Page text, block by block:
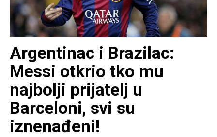
Argentinac i Brazilac:
Messi otkrio tko mu
najbolji prijatelj u
Barceloni, svi su
iznenađeni!